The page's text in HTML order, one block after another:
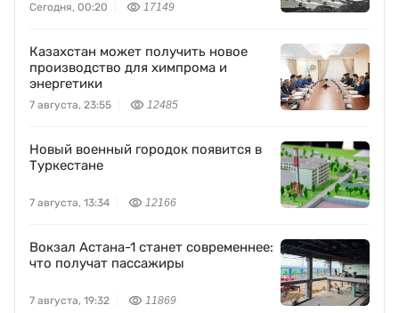
Сегодня, 00:20 17149
Казахстан может получить новое
производство для химпрома и
энергетики
7 августа, 23:55 12485
Новый военный городок появится в
Туркестане
7 августа, 13:34 12166
Вокзал Астана-1 станет современнее:
что получат пассажиры
7 августа, 19:32 11869